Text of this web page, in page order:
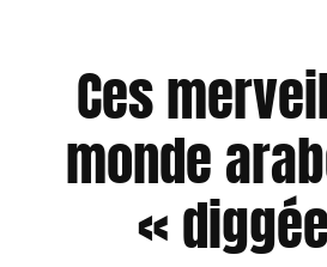
Ces
monde
«